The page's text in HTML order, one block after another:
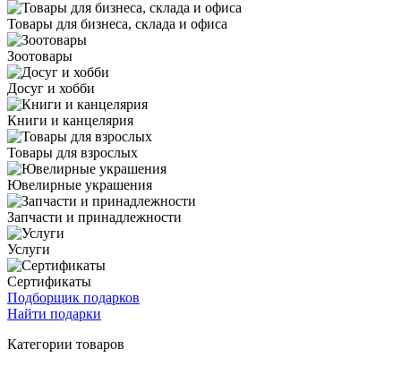
Товары для бизнеса, склада и офиса
Зоотовары
Досуг и хобби
Книги и канцелярия
Товары для взрослых
Ювелирные украшения
Запчасти и принадлежности
Услуги
Сертификаты
Подборщик подарков
Найти подарки
Категории товаров